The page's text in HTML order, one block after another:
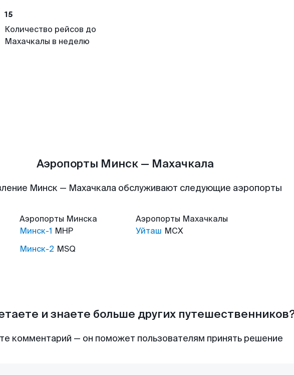
15
Количество рейсов до
Махачкалы в неделю
Аэропорты Минск — Махачкала
Минск — Махачкала обслуживают следующие аэропорты
Аэропорты Минска
Минск-1 MHP
Минск-2 MSQ
Аэропорты Махачкалы
Уйташ MCX
и знаете больше других
комментарий — он поможет пользователям принять решение